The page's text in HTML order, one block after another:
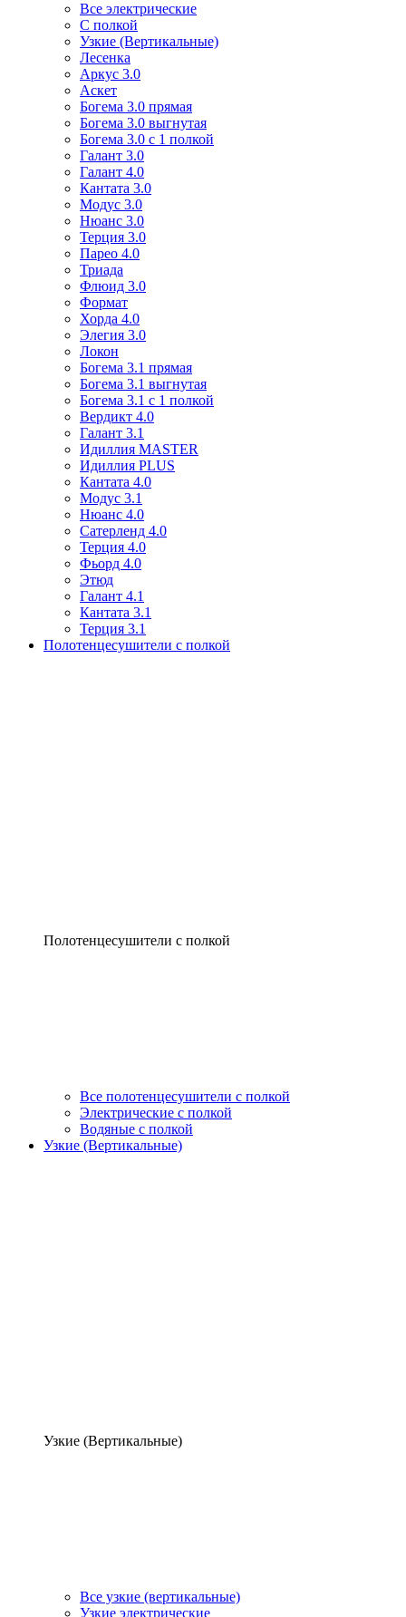
Все электрические
С полкой
Узкие (Вертикальные)
Лесенка
Аркус 3.0
Аскет
Богема 3.0 прямая
Богема 3.0 выгнутая
Богема 3.0 с 1 полкой
Галант 3.0
Галант 4.0
Кантата 3.0
Модус 3.0
Нюанс 3.0
Терция 3.0
Парео 4.0
Триада
Флюид 3.0
Формат
Хорда 4.0
Элегия 3.0
Локон
Богема 3.1 прямая
Богема 3.1 выгнутая
Богема 3.1 с 1 полкой
Вердикт 4.0
Галант 3.1
Идиллия MASTER
Идиллия PLUS
Кантата 4.0
Модус 3.1
Нюанс 4.0
Сатерленд 4.0
Терция 4.0
Фьорд 4.0
Этюд
Галант 4.1
Кантата 3.1
Терция 3.1
Полотенцесушители с полкой
Полотенцесушители с полкой
Все полотенцесушители с полкой
Электрические с полкой
Водяные с полкой
Узкие (Вертикальные)
Узкие (Вертикальные)
Все узкие (вертикальные)
Узкие электрические